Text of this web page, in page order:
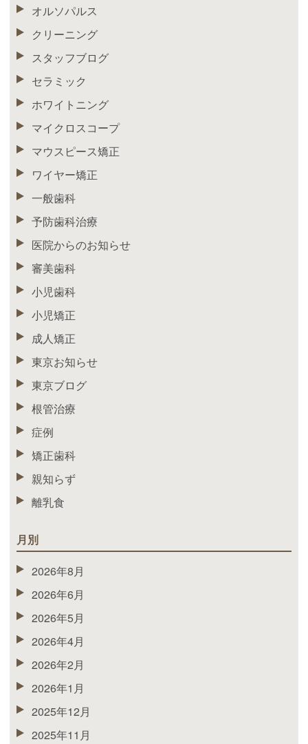
オルソパルス
クリーニング
スタッフブログ
セラミック
ホワイトニング
マイクロスコープ
マウスピース矯正
ワイヤー矯正
一般歯科
予防歯科治療
医院からのお知らせ
審美歯科
小児歯科
小児矯正
成人矯正
東京お知らせ
東京ブログ
根管治療
症例
矯正歯科
親知らず
離乳食
月別
2026年8月
2026年6月
2026年5月
2026年4月
2026年2月
2026年1月
2025年12月
2025年11月